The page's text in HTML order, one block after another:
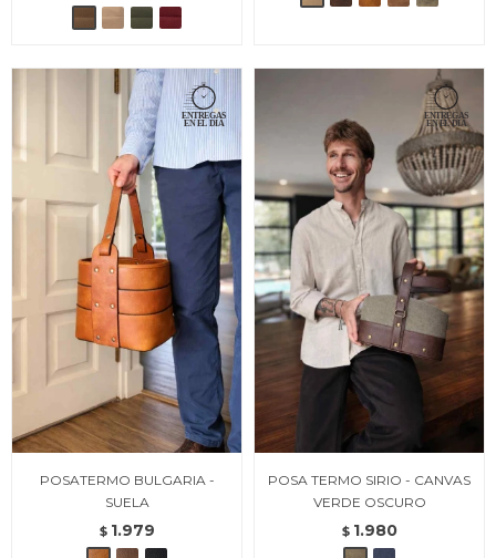
POSATERMO BULGARIA -
SUELA
$ 1.979
POSA TERMO SIRIO - CANVAS
VERDE OSCURO
$ 1.980